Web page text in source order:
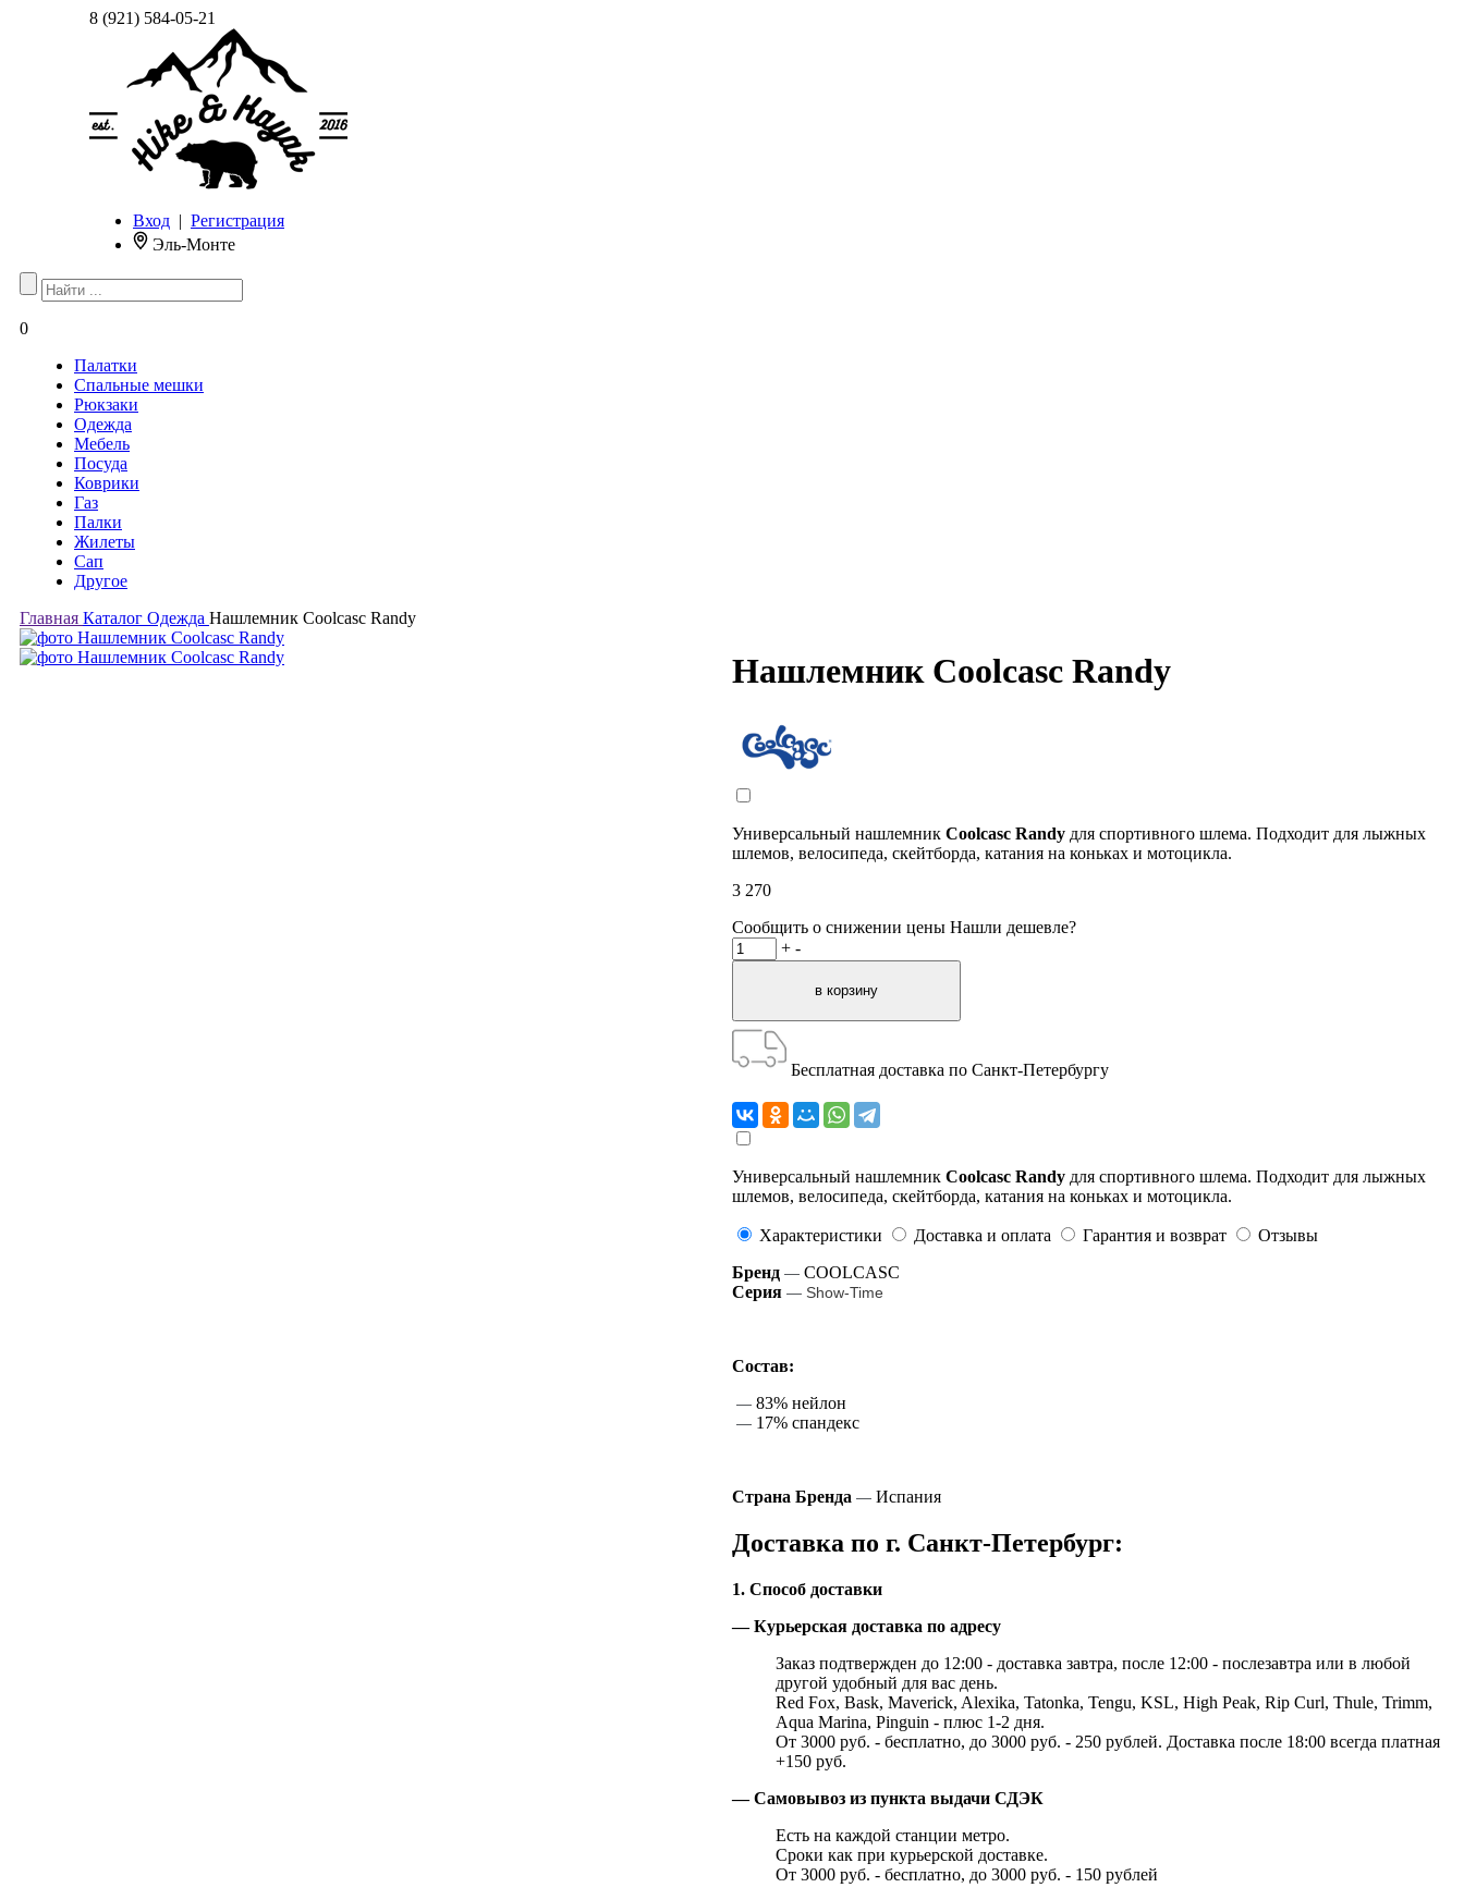
8 (921) 584-05-21
Вход | Регистрация
Эль-Монте
0
Палатки
Спальные мешки
Рюкзаки
Одежда
Мебель
Посуда
Коврики
Газ
Палки
Жилеты
Сап
Другое
Главная Каталог Одежда Нашлемник Coolcasc Randy
Нашлемник Coolcasc Randy
Универсальный нашлемник Coolcasc Randy для спортивного шлема. Подходит для лыжных
шлемов, велосипеда, скейтборда, катания на коньках и мотоцикла.
3 270
Сообщить о снижении цены Нашли дешевле?
+ -
Бесплатная доставка по Санкт-Петербургу
Универсальный нашлемник Coolcasc Randy для спортивного шлема. Подходит для лыжных
шлемов, велосипеда, скейтборда, катания на коньках и мотоцикла.
Характеристики Доставка и оплата Гарантия и возврат
Отзывы
Бренд — COOLCASC
Серия — Show-Time
Состав:
— 83% нейлон
— 17% спандекс
Страна Бренда — Испания
Доставка по г. Санкт-Петербург:
1. Способ доставки
— Курьерская доставка по адресу
Заказ подтвержден до 12:00 - доставка завтра, после 12:00 - послезавтра или в любой
другой удобный для вас день.
Red Fox, Bask, Maverick, Alexika, Tatonka, Tengu, KSL, High Peak, Rip Curl, Thule, Trimm,
Aqua Marina, Pinguin - плюс 1-2 дня.
От 3000 руб. - бесплатно, до 3000 руб. - 250 рублей. Доставка после 18:00 всегда платная
+150 руб.
— Самовывоз из пункта выдачи СДЭК
Есть на каждой станции метро.
Сроки как при курьерской доставке.
От 3000 руб. - бесплатно, до 3000 руб. - 150 рублей